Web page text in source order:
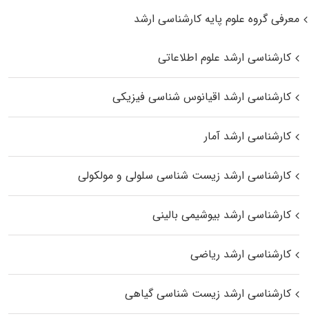
معرفی گروه علوم پایه کارشناسی ارشد
کارشناسی ارشد علوم اطلاعاتی
کارشناسی ارشد اقیانوس‌ شناسی فیزیکی
کارشناسی ارشد آمار
کارشناسی ارشد زیست شناسی سلولی و مولکولی
کارشناسی ارشد بیوشیمی بالینی
کارشناسی ارشد ریاضی
کارشناسی ارشد زیست‌ شناسی گیاهی